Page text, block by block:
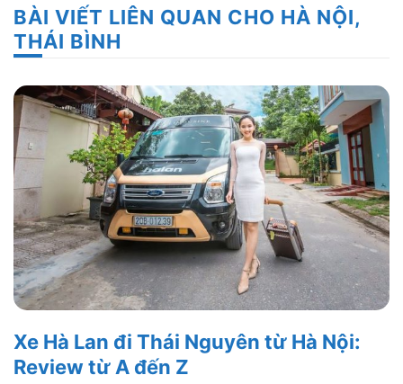
BÀI VIẾT LIÊN QUAN CHO HÀ NỘI,
THÁI BÌNH
Xe Hà Lan đi Thái Nguyên từ Hà Nội:
Review từ A đến Z